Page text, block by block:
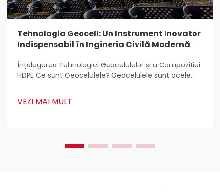
Tehnologia Geocell: Un Instrument Inovator
Indispensabil în Ingineria Civilă Modernă
Înțelegerea Tehnologiei Geocelulelor și a Compoziției
HDPE Ce sunt Geocelulele? Geocelulele sunt acele
lucrări de construcții. Inginerii civili le adoră
VEZI MAI MULT